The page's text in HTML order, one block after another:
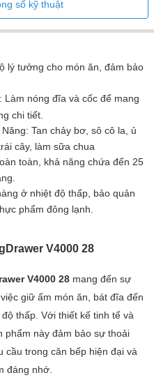
Điều khiển cảm ứng
kéo dài hoàn toàn có thể
kéo: Ngăn giữ ấm
nhiệt độ: 6
nhiệt độ điện tử: Đúng
Đúng
thép không gỉ: Đúng
độ chờ tắt: 0,4W
tắt: 0W
50-60Hz
chì: (1) 10 A
cắm: CH Loại 12
: 1,5 m
số kỹ thuật
lý tưởng cho món ăn, đảm bảo
nóng đĩa và cốc để mang
chi tiết.
Tan chảy bơ, sô cô la, ủ
cây, làm sữa chua
toàn, khả năng chứa đến 25
ở nhiệt độ thấp, bảo quản
phẩm đông lạnh.
V4000 28
V4000 28 mang đến sự
giữ ấm món ăn, bát đĩa đến
thấp. Với thiết kế tinh tế và
phẩm này đảm bảo sự thoải
cầu trong căn bếp hiện đại và
đáng nhớ.